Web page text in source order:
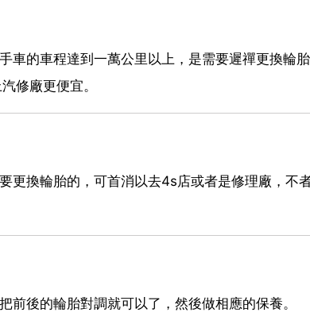
車的車程達到一萬公里以上，是需要遲禪更換輪
修廠更便宜。
更換輪胎的，可首消以去4s店或者是修理廠，不
後的輪胎對調就可以了，然後做相應的保養。